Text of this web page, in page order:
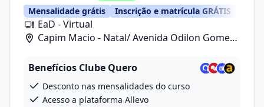
Mensalidade grátis Inscrição e matrícula GRÁTIS
EaD - Virtual
Capim Macio - Natal/ Avenida Odilon Gomes
Benefícios Clube Quero
Desconto nas mensalidades do curso
Acesso a plataforma Allevo